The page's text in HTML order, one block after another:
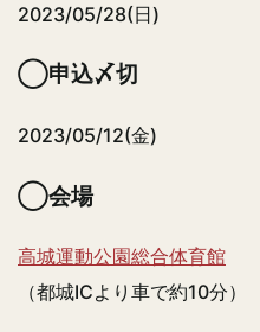
2023/05/28(日)
◯申込〆切
2023/05/12(金)
◯会場
高城運動公園総合体育館
（都城ICより車で約10分）